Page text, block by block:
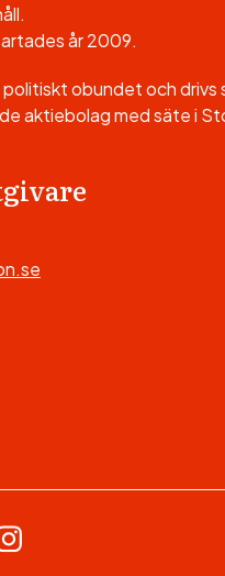
år 2009.
politiskt obundet och drivs
aktiebolag med säte i